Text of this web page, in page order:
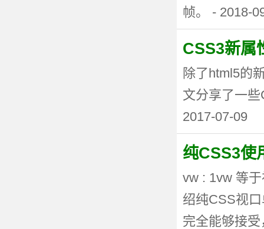
帧。 - 2018-
CSS3新属
除了html5的
文分享了一
2017-07-09
纯CSS3使
vw : 1vw 等
绍纯CSS视
完全能够接